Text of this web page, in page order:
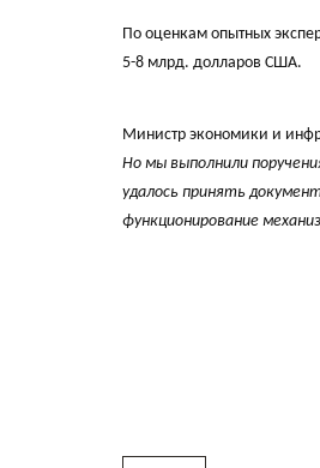
По оценкам опытных
5-8 млрд. долларов США.
Министр экономики и
Но мы выполнили
удалось принять
функционирование